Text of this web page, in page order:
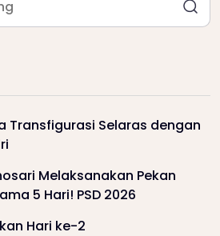
Transfigurasi Selaras dengan
Melaksanakan Pekan
5 Hari! PSD 2026
Hari ke-2